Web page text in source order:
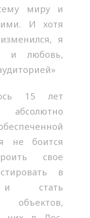
миру и
И хотя
я
и любовь,
15 лет
не боится
свое
в
и стать
объектов,